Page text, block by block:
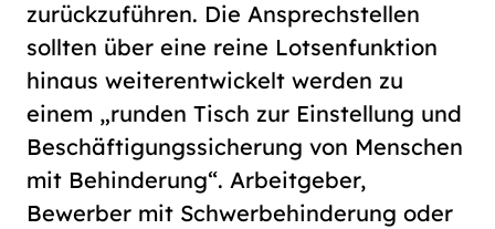
zurückzuführen. Die Ansprechstellen
sollten über eine reine Lotsenfunktion
hinaus weiterentwickelt werden zu
einem „runden Tisch zur Einstellung und
Beschäftigungssicherung von Menschen
mit Behinderung“. Arbeitgeber,
Bewerber mit Schwerbehinderung oder